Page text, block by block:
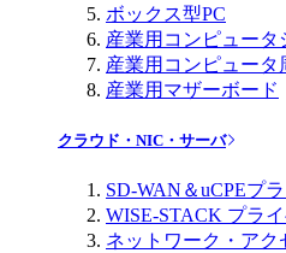
ボックス型PC
産業用コンピュータ
産業用コンピュータ
産業用マザーボード
クラウド・NIC・サーバ
SD-WAN＆uCPEプ
WISE-STACK プラ
ネットワーク・アク